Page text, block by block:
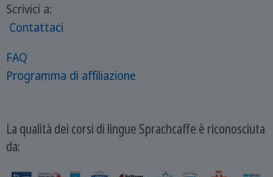
Scrivici a:
Contattaci
FAQ
Programma di affiliazione
La qualità dei corsi di lingue Sprachcaffe è riconosciuta
da: